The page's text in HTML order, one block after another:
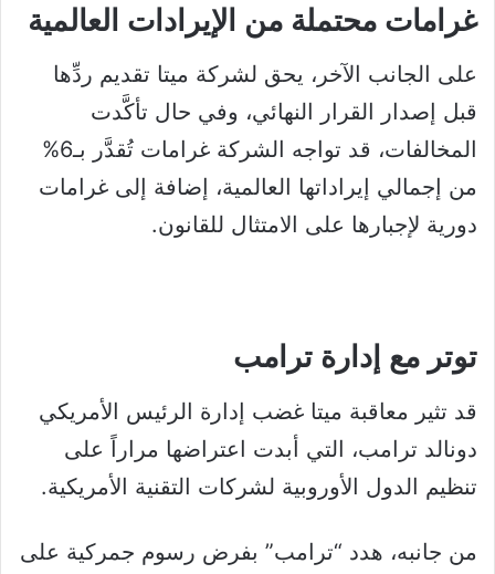
غرامات محتملة من الإيرادات العالمية
على الجانب الآخر، يحق لشركة ميتا تقديم ردِّها
قبل إصدار القرار النهائي، وفي حال تأكَّدت
المخالفات، قد تواجه الشركة غرامات تُقدَّر بـ6%
من إجمالي إيراداتها العالمية، إضافة إلى غرامات
دورية لإجبارها على الامتثال للقانون.
توتر مع إدارة ترامب
قد تثير معاقبة ميتا غضب إدارة الرئيس الأمريكي
دونالد ترامب، التي أبدت اعتراضها مراراً على
تنظيم الدول الأوروبية لشركات التقنية الأمريكية.
من جانبه، هدد “ترامب” بفرض رسوم جمركية على